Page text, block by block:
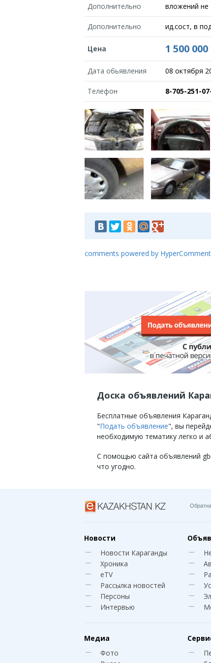
Дополнительно вложений не
Дополнительно ид.сост, в
Цена 1 500 000
Дата обьявления 08 октября
Телефон 8-705-251-
comments powered by
Доска объявлений
Бесплатные объявления
"Подать объявление", вы
необходимую тематику легко и
С помощью сайта объявлений
что угодно.
Новости
Новости Караганды
Хроника
eTV
Рассылка новостей
Персоны
Интервью
Медиа
Фото